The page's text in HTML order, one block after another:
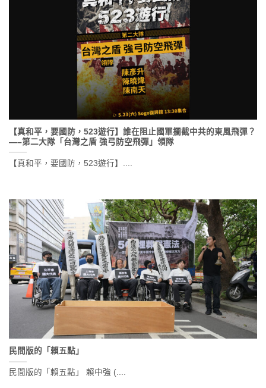
【真和平，要國防，523遊行】誰在阻止國軍攔截中共的東風飛彈？
—–第二大隊「台灣之盾 強弓防空飛彈」領隊
【真和平，要國防，523遊行】....
民間版的「賴五點」
民間版的「賴五點」 賴中強 (....